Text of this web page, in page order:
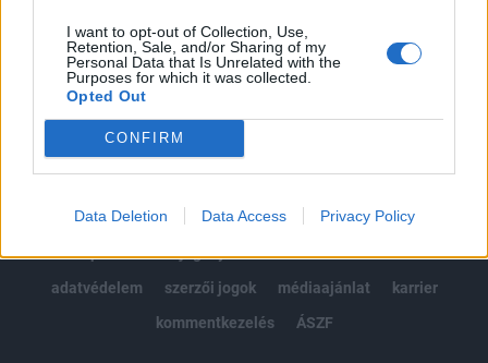
I want to opt-out of Collection, Use,
Retention, Sale, and/or Sharing of my
Personal Data that Is Unrelated with the
Purposes for which it was collected.
Opted Out
CONFIRM
Data Deletion Data Access Privacy Policy
MÁR ELŐFIZETŐNK VAGY?BEJELENTKEZÉS
© 2026 Portfolio
impresszum
jogi nyilatkozat
süti beállítások
adatvédelem
szerzői jogok médiaajánlat
karrier
kommentkezelés
ÁSZF